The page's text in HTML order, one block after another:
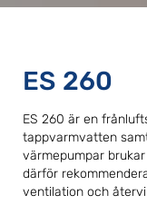
ES 260
ES 260 är en
tappvarmvatten
värmepumpar
därför
ventilation och